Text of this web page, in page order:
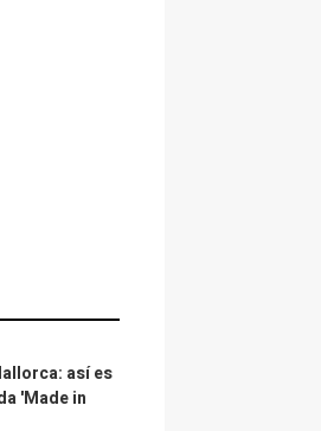
así es
'Made in